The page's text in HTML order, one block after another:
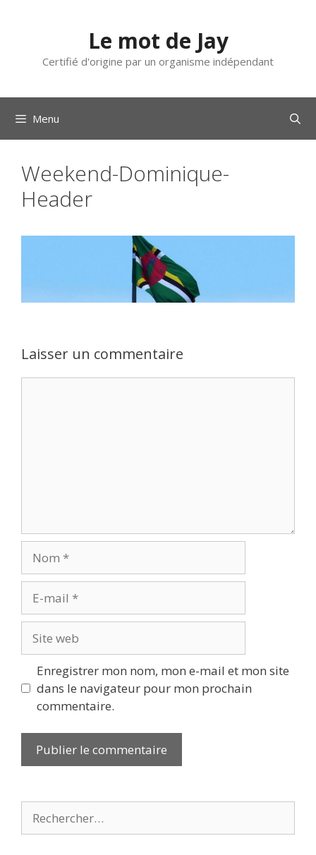
Le mot de Jay
Certifié d'origine par un organisme indépendant
Menu
Weekend-Dominique-
Header
Laisser un commentaire
mail
web
Enregistrer mon nom, mon e-mail et mon site
dans le navigateur pour mon prochain
commentaire.